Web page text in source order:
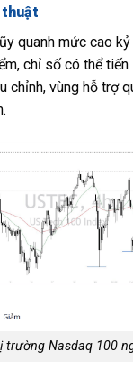
thuật
quanh mức cao
chỉ số có thể tiến
chỉnh, vùng hỗ trợ
trường Nasdaq 100